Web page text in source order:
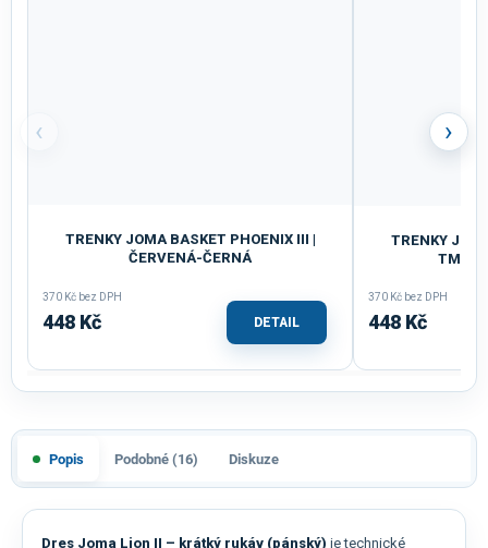
‹
TRENKY JOMA BASKET PHOENIX III |
ČERVENÁ-ČERNÁ
370 Kč bez DPH
448 Kč DETAIL
TRENKY
370 Kč bez DPH
448 Kč
›
Popis Podobné (16) Diskuze
Dres Joma Lion II – krátký rukáv (pánský) je technické